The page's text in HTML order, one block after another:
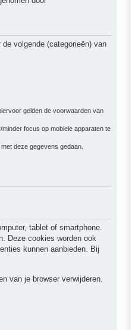
volgende (categorieën) van
gelden de voorwaarden van
focus op mobiele apparaten te
deze gegevens gedaan.
tablet of smartphone.
Deze cookies worden ook
kunnen aanbieden. Bij
van je browser verwijderen.